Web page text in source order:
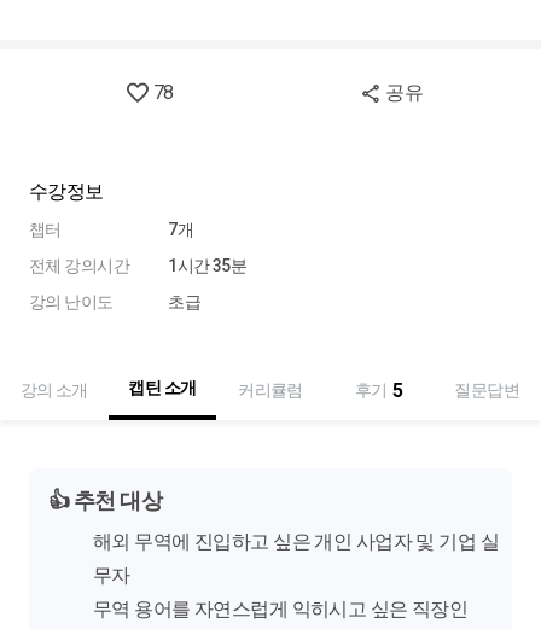
78 공유
수강정보
챕터
전체 강의시간
강의 난이도
7개
1시간 35분
초급
강의 소개 캡틴 소개 커리큘럼 후기 5 질문답변
👍 추천 대상
해외 무역에 진입하고 싶은 개인 사업자 및 기업 실
무자
무역 용어를 자연스럽게 익히시고 싶은 직장인